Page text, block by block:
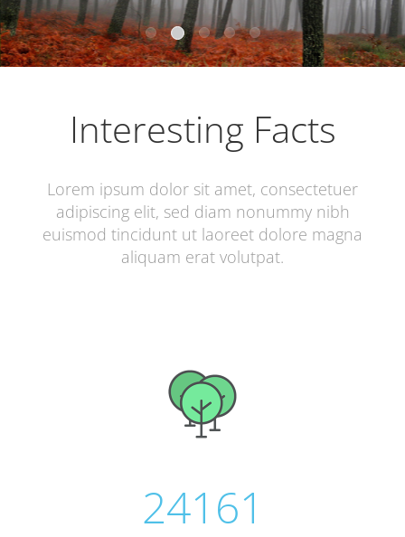
Interesting Facts
Lorem ipsum dolor sit amet, consectetuer
adipiscing elit, sed diam nonummy nibh
euismod tincidunt ut laoreet dolore magna
aliquam erat volutpat.
26700